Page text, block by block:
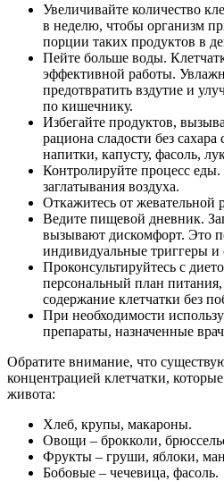
Увеличивайте количество
в неделю, чтобы организм
порции таких продуктов в
Пейте больше воды.
эффективной работы.
предотвратить вздутие и
по кишечнику.
Избегайте продуктов,
рациона сладости без
напитки, капусту, фасоль,
Контролируйте процесс
заглатывания воздуха.
Откажитесь от жевательной
Ведите пищевой дневник.
вызывают дискомфорт. Это
индивидуальные триггеры и
Проконсультируйтесь с
персональный план
содержание клетчатки без
При необходимости
препараты, назначенные
Обратите внимание, что
концентрацией клетчатки,
живота:
Хлеб, крупы, макароны.
Овощи – брокколи,
Фрукты – груши, яблоки,
Бобовые – чечевица, фасоль.